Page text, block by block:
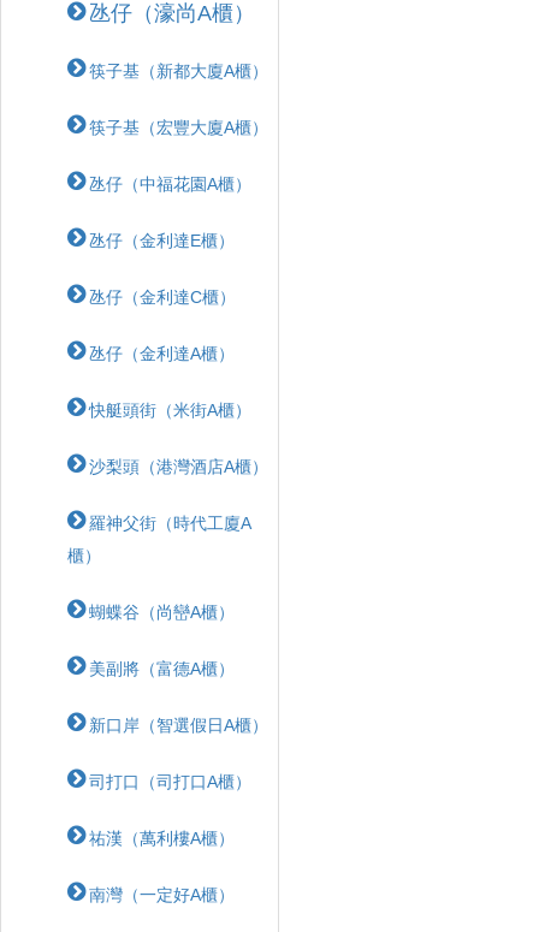
氹仔（濠尚A櫃）
筷子基（新都大廈A櫃）
筷子基（宏豐大廈A櫃）
氹仔（中福花園A櫃）
氹仔（金利達E櫃）
氹仔（金利達C櫃）
氹仔（金利達A櫃）
快艇頭街（米街A櫃）
沙梨頭（港灣酒店A櫃）
羅神父街（時代工廈A
櫃）
蝴蝶⾕（尚巒A櫃）
美副將（富德A櫃）
新口岸（智選假日A櫃）
司打口（司打口A櫃）
祐漢（萬利樓A櫃）
南灣（一定好A櫃）